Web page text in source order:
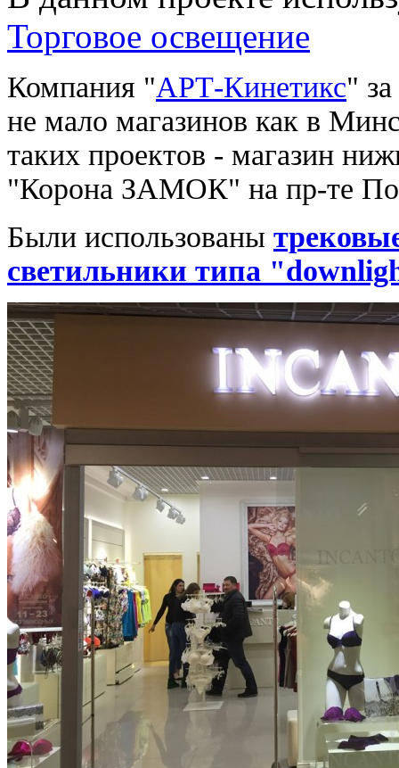
Торговое освещение
Компания "АРТ-Кинетикс"
не мало магазинов как в
таких проектов - магазин
"Корона ЗАМОК" на пр-те
Были использованы
светильники типа